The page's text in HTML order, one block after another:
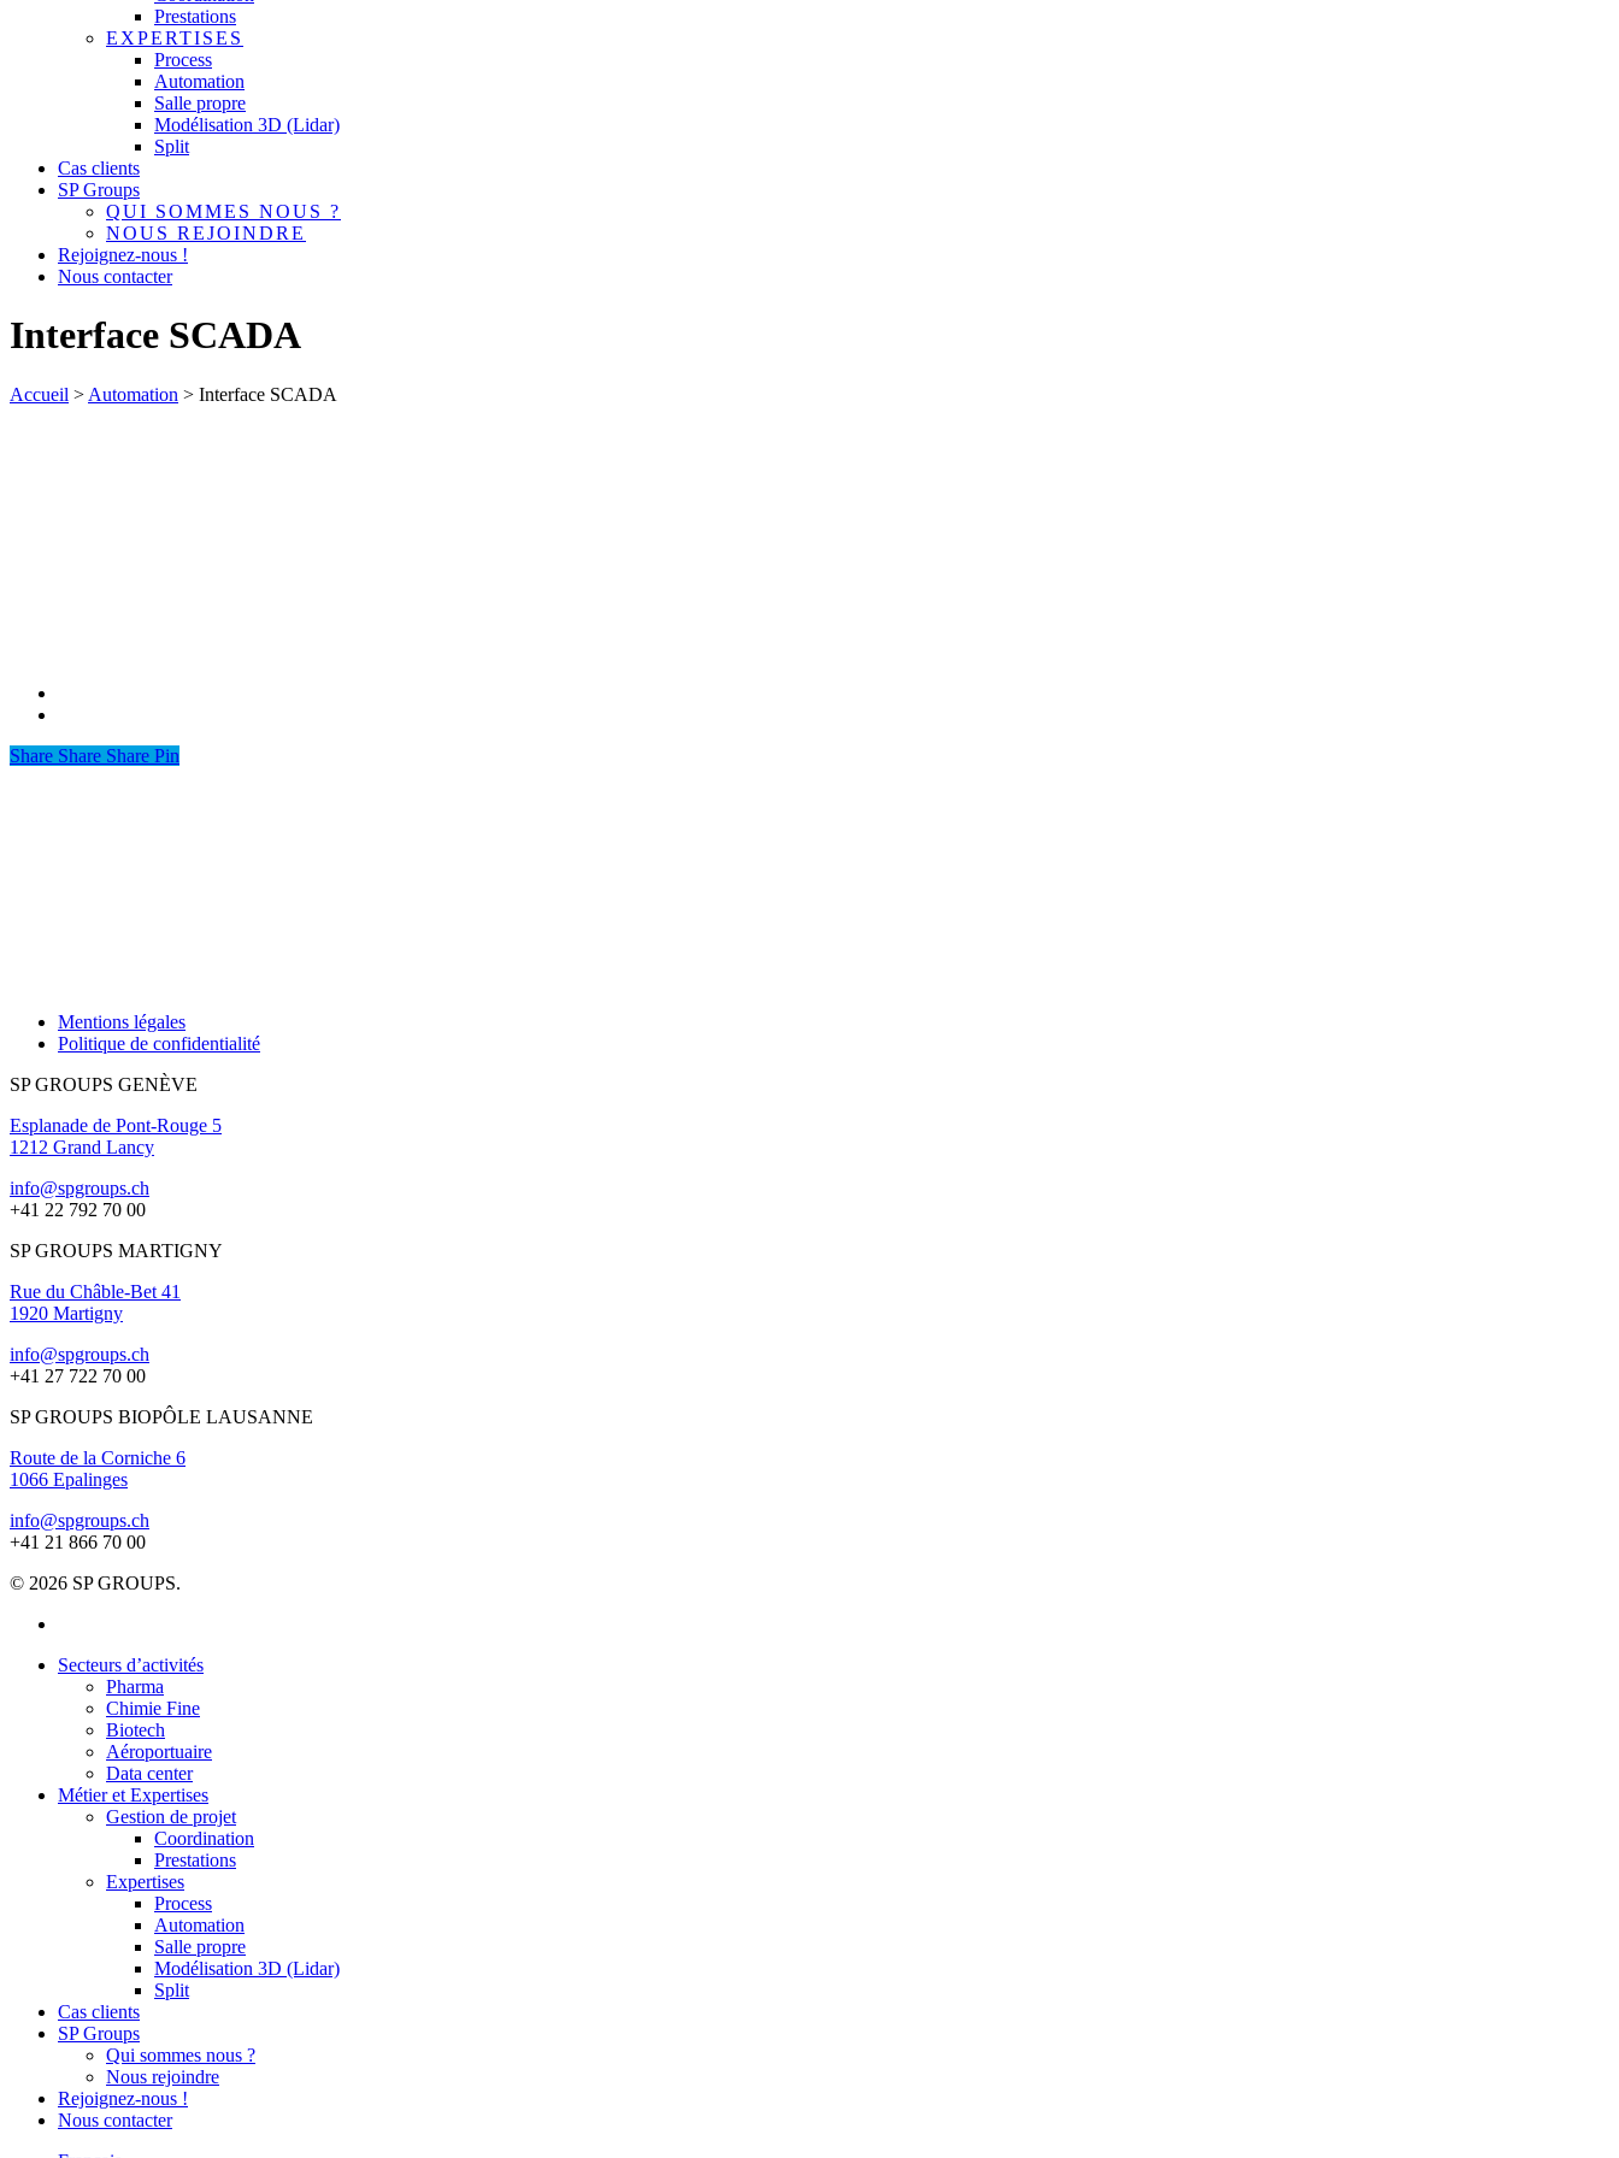
Prestations
EXPERTISES
Process
Automation
Salle propre
Modélisation 3D (Lidar)
Split
Cas clients
SP Groups
QUI SOMMES NOUS ?
NOUS REJOINDRE
Rejoignez-nous !
Nous contacter
Interface SCADA
Accueil > Automation > Interface SCADA
Share
Share Share Share Pin
Mentions légales
Politique de confidentialité
SP GROUPS GENÈVE
Esplanade de Pont-Rouge 5
1212 Grand Lancy
info@spgroups.ch
+41 22 792 70 00
SP GROUPS MARTIGNY
Rue du Châble-Bet 41
1920 Martigny
info@spgroups.ch
+41 27 722 70 00
SP GROUPS BIOPÔLE LAUSANNE
Route de la Corniche 6
1066 Epalinges
info@spgroups.ch
+41 21 866 70 00
© 2026 SP GROUPS.
Close
Secteurs d’activités
Pharma
Chimie Fine
Biotech
Aéroportuaire
Data center
Métier et Expertises
Gestion de projet
Coordination
Prestations
Expertises
Process
Automation
Salle propre
Modélisation 3D (Lidar)
Split
Cas clients
SP Groups
Qui sommes nous ?
Nous rejoindre
Rejoignez-nous !
Nous contacter